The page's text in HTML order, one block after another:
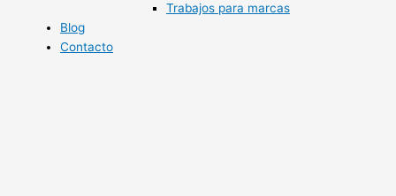
Trabajos para marcas
Blog
Contacto